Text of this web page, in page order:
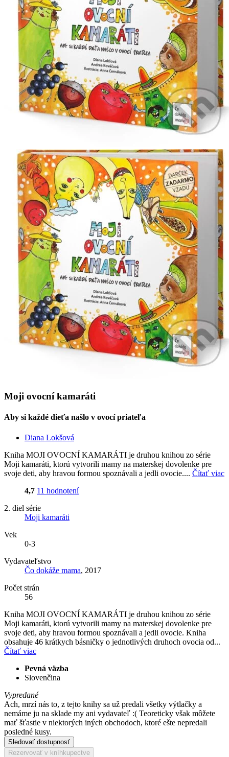
Moji ovocní kamaráti
Aby si každé dieťa našlo v ovocí priateľa
Diana Lokšová
Kniha MOJI OVOCNÍ KAMARÁTI je druhou knihou zo série
Moji kamaráti, ktorú vytvorili mamy na materskej dovolenke pre
svoje deti, aby hravou formou spoznávali a jedli ovocie.... Čítať viac
4,7 11 hodnotení
2. diel série
Moji kamaráti
Vek
0-3
Vydavateľstvo
Čo dokáže mama, 2017
Počet strán
56
Kniha MOJI OVOCNÍ KAMARÁTI je druhou knihou zo série
Moji kamaráti, ktorú vytvorili mamy na materskej dovolenke pre
svoje deti, aby hravou formou spoznávali a jedli ovocie. Kniha
obsahuje 46 krátkych básničky o jednotlivých druhoch ovocia od...
Čítať viac
Pevná väzba
Slovenčina
Vypredané
Ach, mrzí nás to, z tejto knihy sa už predali všetky výtlačky a
nemáme ju na sklade my ani vydavateľ :( Teoreticky však môžete
mať šťastie v niektorých iných obchodoch, ktoré ešte nepredali
posledné kusy.
Sledovať dostupnosť
Rezervovať v kníhkupectve